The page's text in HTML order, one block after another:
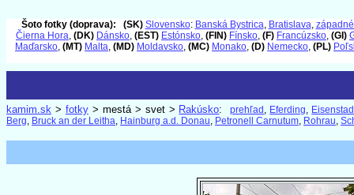
Šoto fotky (doprava): (SK) Slovensko: Banská Bystrica, Bratislava,
Čierna Hora, (DK) Dánsko, (EST) Estónsko, (FIN) Fínsko, (F) Francúzsko, (GI)
Maďarsko, (MT) Malta, (MD) Moldavsko, (MC) Monako, (D) Nemecko, (PL)
kamim.sk > fotky> mestá > svet > Rakúsko: prehľad , Eferding,
Berg, Bruck an der Leitha, Hainburg a.d. Donau, Petronell Carnutum, Rohrau,